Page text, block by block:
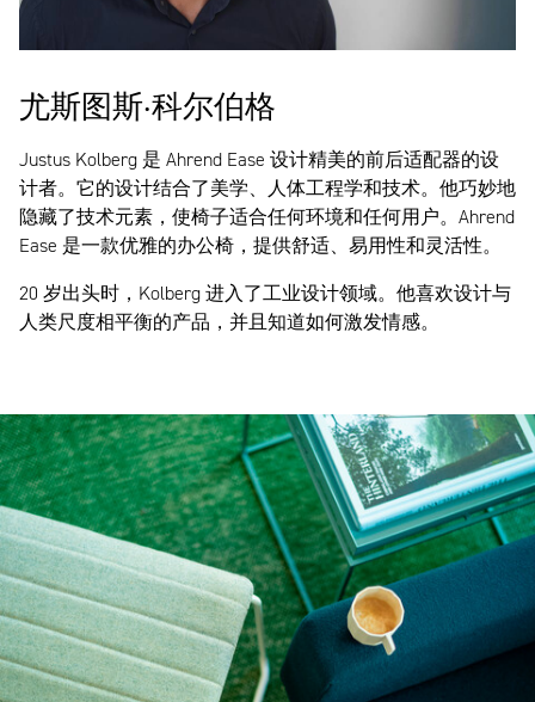
尤斯图斯·科尔伯格
Justus Kolberg 是 Ahrend Ease 设计精美的前后适配器的设
计者。它的设计结合了美学、人体工程学和技术。他巧妙地
隐藏了技术元素，使椅子适合任何环境和任何用户。Ahrend
Ease 是一款优雅的办公椅，提供舒适、易用性和灵活性。
20 岁出头时，Kolberg 进入了工业设计领域。他喜欢设计与
人类尺度相平衡的产品，并且知道如何激发情感。